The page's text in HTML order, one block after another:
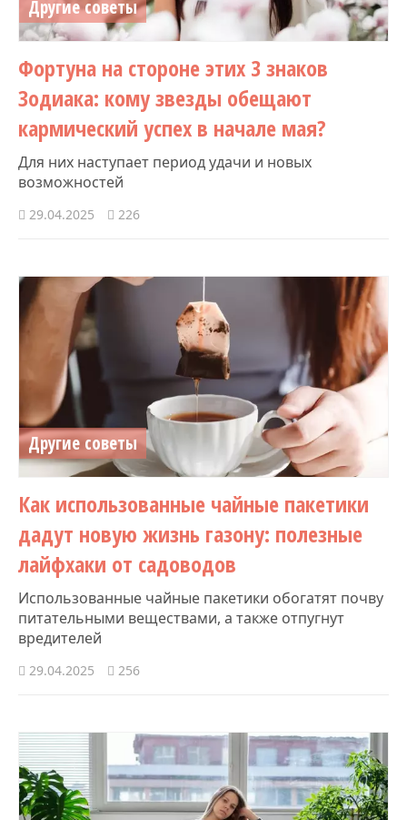
Другие советы
Фортуна на стороне этих 3 знаков
Зодиака: кому звезды обещают
кармический успех в начале мая?
Для них наступает период удачи и новых
возможностей
29.04.2025 226
Другие советы
Как использованные чайные пакетики
дадут новую жизнь газону: полезные
лайфхаки от садоводов
Использованные чайные пакетики обогатят почву
питательными веществами, а также отпугнут
вредителей
29.04.2025 256